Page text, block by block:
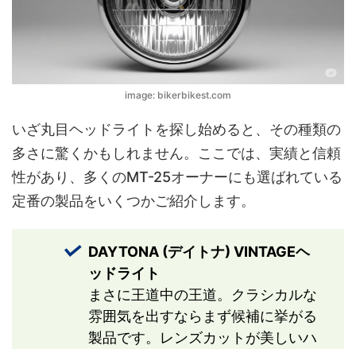
image: bikerbikest.com
いざ丸目ヘッドライトを探し始めると、その種類の
多さに驚くかもしれません。ここでは、実績と信頼
性があり、多くのMT-25オーナーにも選ばれている
定番の製品をいくつかご紹介します。
DAYTONA (デイトナ) VINTAGEヘ
ッドライト
まさに王道中の王道。クラシカルな
雰囲気を出すならまず候補に挙がる
製品です。レンズカットが美しいハ